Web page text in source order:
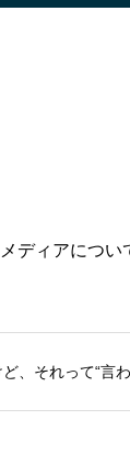
ディアについ
、それって“言